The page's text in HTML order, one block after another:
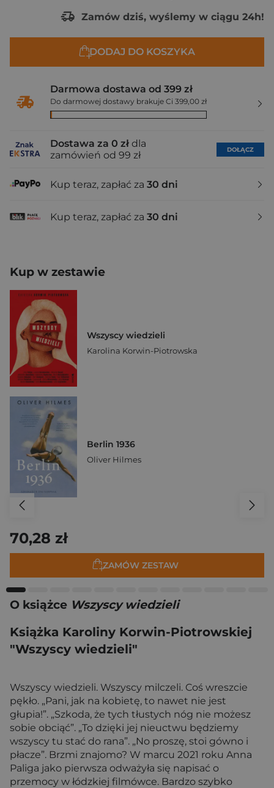
Zamów dziś, wyślemy w ciągu 24h!
DODAJ DO KOSZYKA
Darmowa dostawa od 399 zł
Do darmowej dostawy brakuje Ci 399,00 zł
Dostawa za 0 zł dla
zamówień od 99 zł
DOŁĄCZ
Kup teraz, zapłać za 30 dni
Kup teraz, zapłać za 30 dni
Kup w zestawie
Wszyscy wiedzieli
Karolina Korwin-Piotrowska
Berlin 1936
Oliver Hilmes
70,28 zł
ZAMÓW ZESTAW
O książce Wszyscy wiedzieli
Książka Karoliny Korwin-Piotrowskiej
"Wszyscy wiedzieli"
Wszyscy wiedzieli. Wszyscy milczeli. Coś wreszcie
pękło. „Pani, jak na kobietę, to nawet nie jest
głupia!”. „Szkoda, że tych tłustych nóg nie możesz
sobie obciąć”. „To dzięki jej nieuctwu będziemy
wszyscy tu stać do rana”. „No proszę, stoi gówno i
płacze”. Brzmi znajomo? W marcu 2021 roku Anna
Paliga jako pierwsza odważyła się napisać o
przemocy w łódzkiej filmówce. Bardzo szybko